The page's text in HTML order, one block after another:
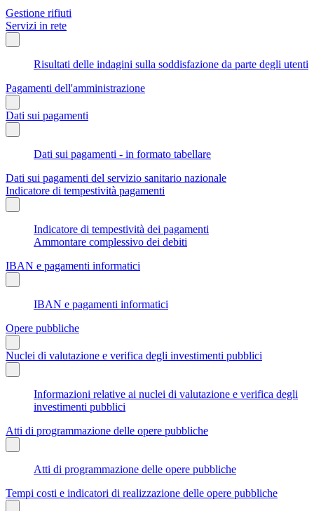
Gestione rifiuti
Servizi in rete
Risultati delle indagini sulla soddisfazione da parte degli utenti
Pagamenti dell'amministrazione
Dati sui pagamenti
Dati sui pagamenti - in formato tabellare
Dati sui pagamenti del servizio sanitario nazionale
Indicatore di tempestività pagamenti
Indicatore di tempestività dei pagamenti
Ammontare complessivo dei debiti
IBAN e pagamenti informatici
IBAN e pagamenti informatici
Opere pubbliche
Nuclei di valutazione e verifica degli investimenti pubblici
Informazioni relative ai nuclei di valutazione e verifica degli
investimenti pubblici
Atti di programmazione delle opere pubbliche
Atti di programmazione delle opere pubbliche
Tempi costi e indicatori di realizzazione delle opere pubbliche